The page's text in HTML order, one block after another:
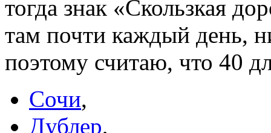
тогда знак «Скользкая
там почти каждый день,
поэтому считаю, что 40
Сочи,
Дублер,